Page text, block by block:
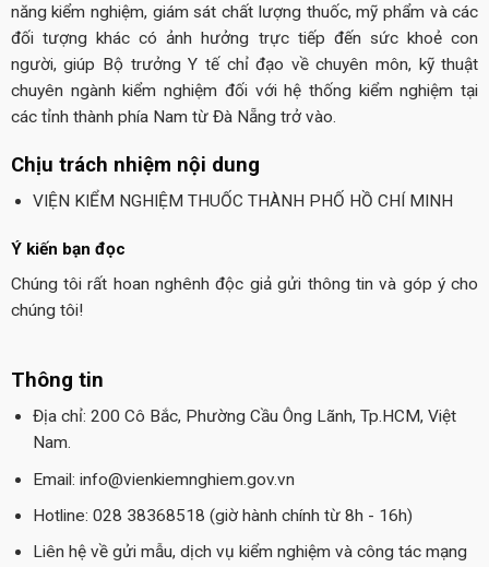
năng kiểm nghiệm, giám sát chất lượng thuốc, mỹ phẩm và các
đối tượng khác có ảnh hưởng trực tiếp đến sức khoẻ con
người, giúp Bộ trưởng Y tế chỉ đạo về chuyên môn, kỹ thuật
chuyên ngành kiểm nghiệm đối với hệ thống kiểm nghiệm tại
các tỉnh thành phía Nam từ Đà Nẵng trở vào.
Chịu trách nhiệm nội dung
VIỆN KIỂM NGHIỆM THUỐC THÀNH PHỐ HỒ CHÍ MINH
Ý kiến bạn đọc
Chúng tôi rất hoan nghênh độc giả gửi thông tin và góp ý cho
chúng tôi!
Thông tin
Địa chỉ: 200 Cô Bắc, Phường Cầu Ông Lãnh, Tp.HCM, Việt
Nam.
Email: info@vienkiemnghiem.gov.vn
Hotline: 028 38368518 (giờ hành chính từ 8h - 16h)
Liên hệ về gửi mẫu, dịch vụ kiểm nghiệm và công tác mạng